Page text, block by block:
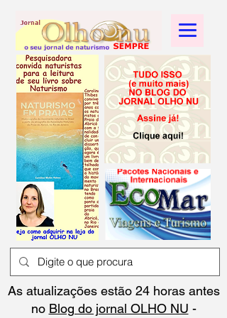
As atualizações estão 24 horas antes
no Blog do jornal OLHO NU -